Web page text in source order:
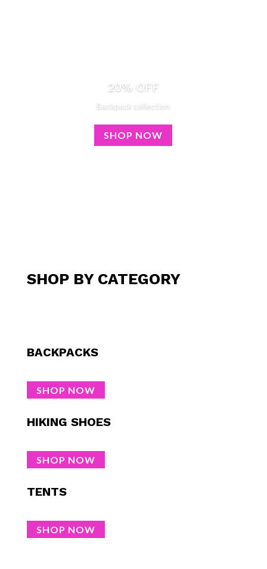
20% OFF
Backpack collection
SHOP NOW
SHOP BY CATEGORY
BACKPACKS
SHOP NOW
HIKING SHOES
SHOP NOW
TENTS
SHOP NOW